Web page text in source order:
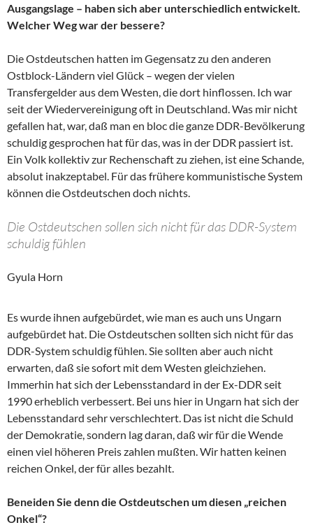
Ausgangslage – haben sich aber unterschiedlich entwickelt.
Welcher Weg war der bessere?
Die Ostdeutschen hatten im Gegensatz zu den anderen
Ostblock-Ländern viel Glück – wegen der vielen
Transfergelder aus dem Westen, die dort hinflossen. Ich war
seit der Wiedervereinigung oft in Deutschland. Was mir nicht
gefallen hat, war, daß man en bloc die ganze DDR-Bevölkerung
schuldig gesprochen hat für das, was in der DDR passiert ist.
Ein Volk kollektiv zur Rechenschaft zu ziehen, ist eine Schande,
absolut inakzeptabel. Für das frühere kommunistische System
können die Ostdeutschen doch nichts.
Die Ostdeutschen sollen sich nicht für das DDR-System
schuldig fühlen
Gyula Horn
Es wurde ihnen aufgebürdet, wie man es auch uns Ungarn
aufgebürdet hat. Die Ostdeutschen sollten sich nicht für das
DDR-System schuldig fühlen. Sie sollten aber auch nicht
erwarten, daß sie sofort mit dem Westen gleichziehen.
Immerhin hat sich der Lebensstandard in der Ex-DDR seit
1990 erheblich verbessert. Bei uns hier in Ungarn hat sich der
Lebensstandard sehr verschlechtert. Das ist nicht die Schuld
der Demokratie, sondern lag daran, daß wir für die Wende
einen viel höheren Preis zahlen mußten. Wir hatten keinen
reichen Onkel, der für alles bezahlt.
Beneiden Sie denn die Ostdeutschen um diesen „reichen
Onkel“?